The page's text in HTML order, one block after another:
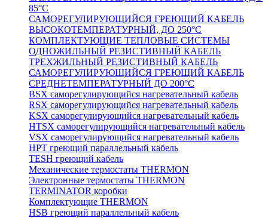
85°С
САМОРЕГУЛИРУЮЩИЙСЯ ГРЕЮЩИЙ КАБЕЛЬ
ВЫСОКОТЕМПЕРАТУРНЫЙ, ДО 250°С
КОМПЛЕКТУЮЩИЕ ТЕПЛОВЫЕ СИСТЕМЫ
ОДНОЖИЛЬНЫЙ РЕЗИСТИВНЫЙ КАБЕЛЬ
ТРЕХЖИЛЬНЫЙ РЕЗИСТИВНЫЙ КАБЕЛЬ
САМОРЕГУЛИРУЮЩИЙСЯ ГРЕЮЩИЙ КАБЕЛЬ
СРЕДНЕТЕМПЕРАТУРНЫЙ ДО 200°С
BSX саморегулирующийся нагревательный кабель
RSX саморегулирующийся нагревательный кабель
KSX саморегулирующийся нагревательный кабель
HTSX саморегулирующийся нагревательный кабель
VSX саморегулирующийся нагревательный кабель
НРТ греющий параллельный кабель
TESH греющий кабель
Механические термостаты THERMON
Электронные термостаты THERMON
TERMINATOR коробки
Комплектующие THERMON
HSB греющий параллельный кабель